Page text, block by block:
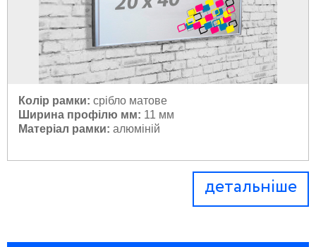
Колір рамки: срібло матове
Ширина профілю мм: 11 мм
Матеріал рамки: алюміній
детальніше